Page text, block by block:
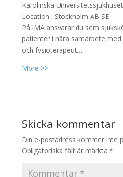
Karolinska Universitetssjukhuset
Location : Stockholm AB SE
På IMA ansvarar du som
patienter i nära samarbete
och fysioterapeut….
More >>
Skicka kommentar
Din e-postadress kommer inte
Obligatoriska fält är märkta *